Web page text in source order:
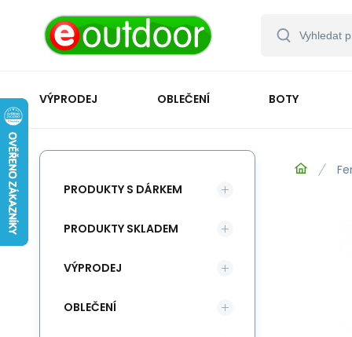
VÝPRODEJ OBLEČENÍ BOTY
PRODUKTY S DÁRKEM
PRODUKTY SKLADEM
VÝPRODEJ
OBLEČENÍ